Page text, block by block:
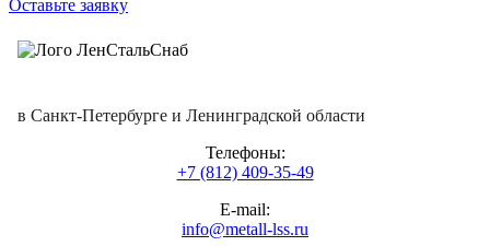
Оставьте заявку
в Санкт-Петербурге и Ленинградской области
Телефоны:
+7 (812) 409-35-49
E-mail:
info@metall-lss.ru